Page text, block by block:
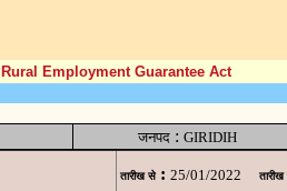
Employment Guarantee Act
जनपद : GIRIDIH
तारीख से : 25/01/2022 तारीख